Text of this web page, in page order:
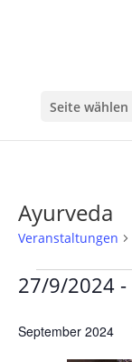
Seite wählen
Ayurveda
Veranstaltungen
27/9/2024 -
wählen.
September 2024